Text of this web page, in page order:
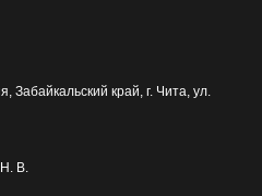
Забайкальский край, г. Чита, ул.
Н. В.